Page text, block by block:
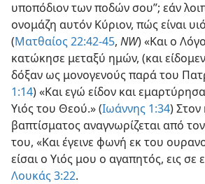
υποπόδιον των ποδών σου”; εάν
ονομάζη αυτόν Κύριον, πώς είναι
(Ματθαίος 22:42-45, NW) «Και ο
κατώκησε μεταξύ ημών, (και
δόξαν ως μονογενούς παρά του
1:14) «Και εγώ είδον και
Υιός του Θεού.» (Ιωάννης 1:34) Στον
βαπτίσματος αναγνωρίζεται από
του, «Και έγεινε φωνή εκ του
είσαι ο Υιός μου ο αγαπητός, εις
Λουκάς 3:22.